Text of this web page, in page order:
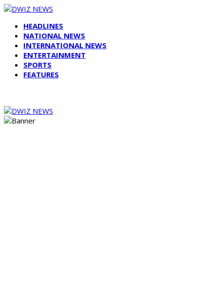
HEADLINES
NATIONAL NEWS
INTERNATIONAL NEWS
ENTERTAINMENT
SPORTS
FEATURES